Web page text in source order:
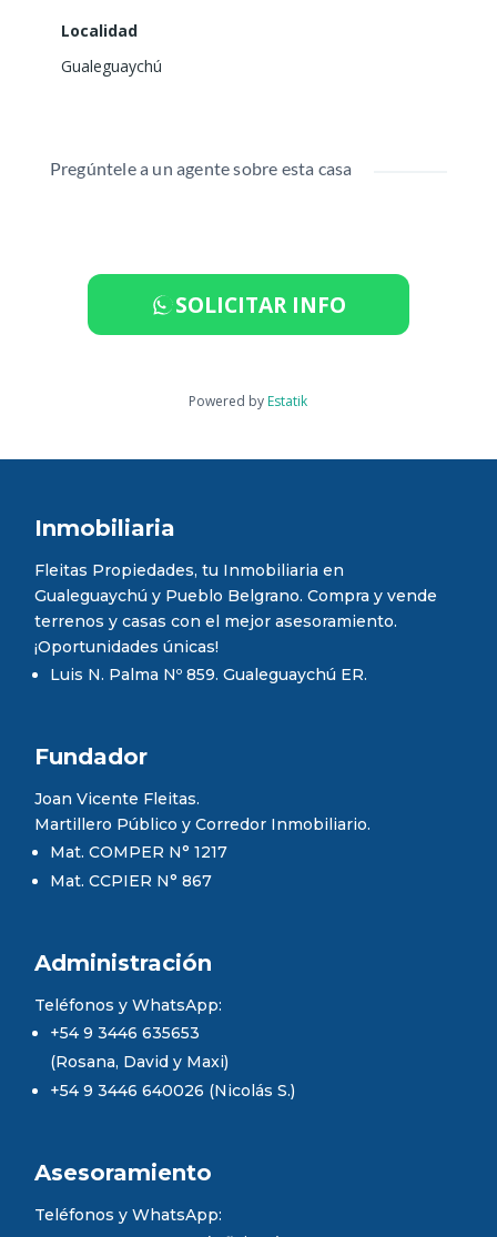
Localidad
Gualeguaychú
Pregúntele a un agente sobre esta casa
SOLICITAR INFO
Powered by Estatik
Inmobiliaria
Fleitas Propiedades, tu Inmobiliaria en
Gualeguaychú y Pueblo Belgrano. Compra y vende
terrenos y casas con el mejor asesoramiento.
¡Oportunidades únicas!
Luis N. Palma Nº 859. Gualeguaychú ER.
Fundador
Joan Vicente Fleitas.
Martillero Público y Corredor Inmobiliario.
Mat. COMPER N° 1217
Mat. CCPIER N° 867
Administración
Teléfonos y WhatsApp:
+54 9 3446 635653
(Rosana, David y Maxi)
+54 9 3446 640026 (Nicolás S.)
Asesoramiento
Teléfonos y WhatsApp: